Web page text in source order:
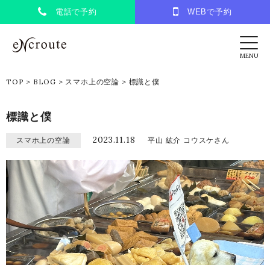
電話で予約 WEBで予約
eNcroute｜葛西・江戸川区の美容室 アンク
MENU
TOP > BLOG > スマホ上の空論 > 標識と僕
標識と僕
スマホ上の空論 2023.11.18 平山 紘介 コウスケさん